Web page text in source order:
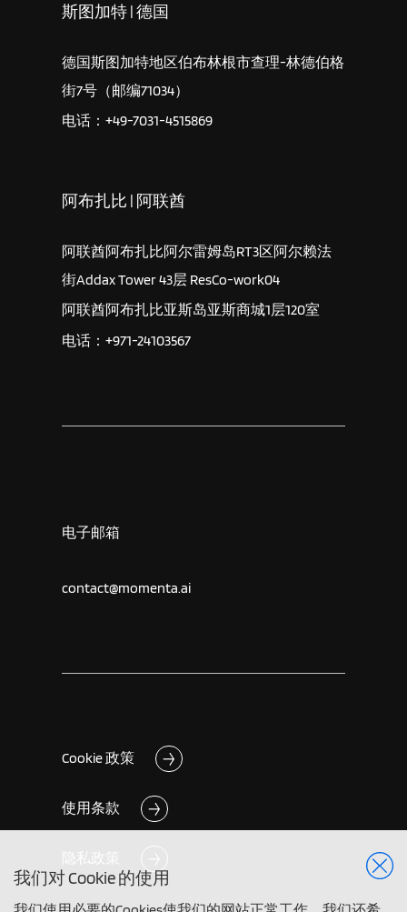
我们对 Cookie 的使用
斯图加特 | 德国
德国斯图加特地区伯布林根市查理-林德伯格
街7号（邮编71034）
电话：+49-7031-4515869
阿布扎比 | 阿联酋
阿联酋阿布扎比阿尔雷姆岛RT3区阿尔赖法
街Addax Tower 43层 ResCo-work04
阿联酋阿布扎比亚斯岛亚斯商城1层120室
电话：+971-24103567
电子邮箱
contact@momenta.ai
Cookie 政策
使用条款
隐私政策